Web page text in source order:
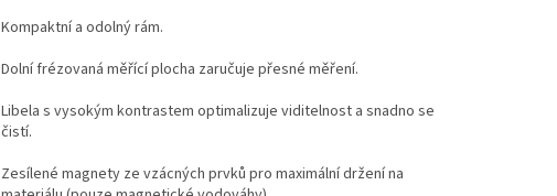
Kompaktní a odolný rám.
Dolní frézovaná měřící plocha zaručuje přesné měření.
Libela s vysokým kontrastem optimalizuje viditelnost a snadno se
čistí.
Zesílené magnety ze vzácných prvků pro maximální držení na